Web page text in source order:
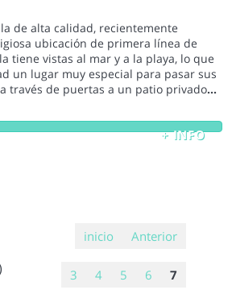
de alta calidad, recientemente
ubicación de primera línea de
tiene vistas al mar y a la playa, lo que
un lugar muy especial para pasar sus
través de puertas a un patio privado...
+ INFO
inicio Anterior
3 4 5 6 7